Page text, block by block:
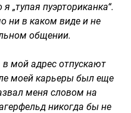
„тупая пуэрториканка“.
ни в каком виде и не
общении.
в мой адрес отпускают
моей карьеры был еще
меня словом на
никогда бы не